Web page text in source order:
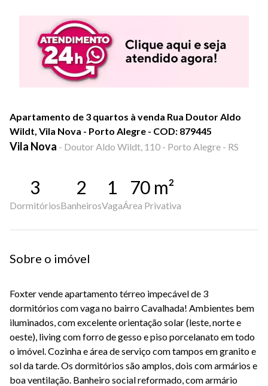
Apartamento de 3 quartos à venda Rua Doutor Aldo
Wildt, Vila Nova - Porto Alegre - COD: 879445
Vila Nova - Doutor Aldo Wildt, 110 - Porto Alegre - RS
3
Dormitórios
2
Banheiros
1
Vaga
70 m²
Área Privativa
Sobre o imóvel
Foxter vende apartamento térreo impecável de 3
dormitórios com vaga no bairro Cavalhada! Ambientes bem
iluminados, com excelente orientação solar (leste, norte e
oeste), living com forro de gesso e piso porcelanato em todo
o imóvel. Cozinha e área de serviço com tampos em granito e
sol da tarde. Os dormitórios são amplos, dois com armários e
boa ventilação. Banheiro social reformado, com armário